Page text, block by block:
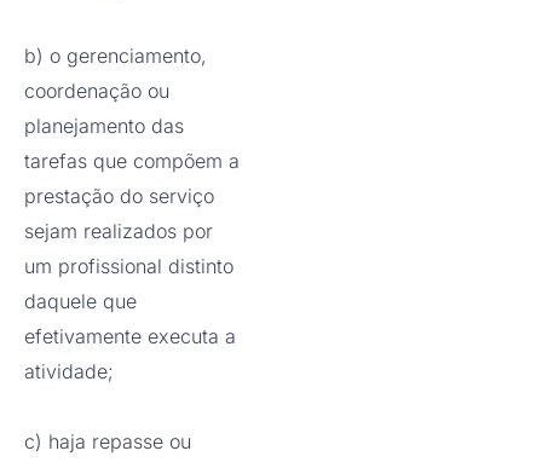
b) o gerenciamento,
coordenação ou
planejamento das
tarefas que compõem a
prestação do serviço
sejam realizados por
um profissional distinto
daquele que
efetivamente executa a
atividade;
c) haja repasse ou